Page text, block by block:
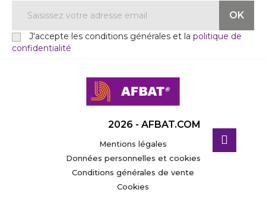
J'accepte les conditions générales et la politique de
confidentialité
2026 - AFBAT.COM
Mentions légales
Données personnelles et cookies
Conditions générales de vente
Cookies